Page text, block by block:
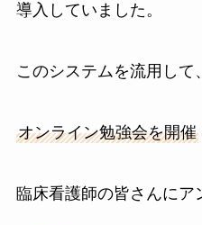
導入していました。
このシステムを流用して、
オンライン勉強会を開催
臨床看護師の皆さんにア